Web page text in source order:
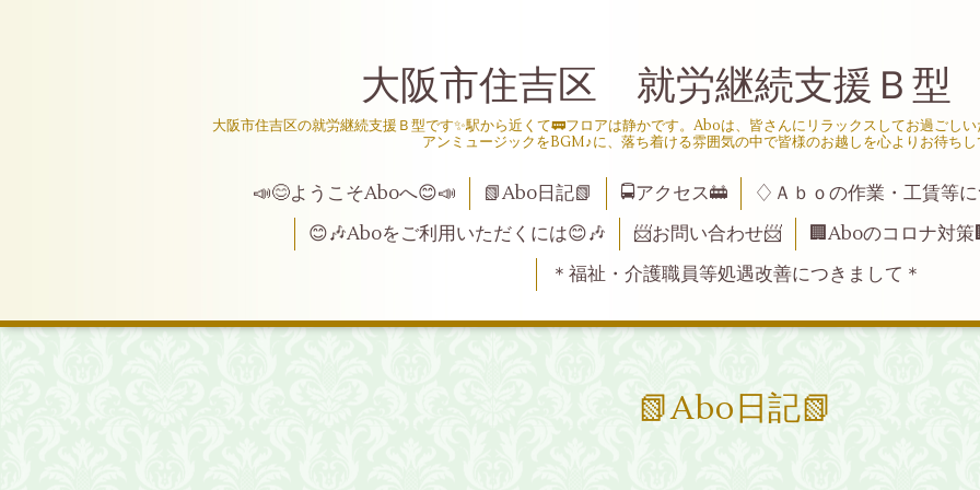
大阪市住吉区 就労継続支援Ｂ
大阪市住吉区の就労継続支援Ｂ型です✨駅から近くて🚃フロアは静かです。Aboは、皆さんにリラックスしてお過ごし
アンミュージックをBGM♪に、落ち着ける雰囲気の中で皆様のお越しを心よりお待ち
📣😊ようこそAboへ😊📣 📗Abo日記📗 🚍アクセス🚋
♢Ａｂｏの作業・工賃等
😊🎶Aboをご利用いただくには😊🎶
📨お問い合わせ📨
🏢Aboのコロナ対策
＊福祉・介護職員等処遇改善につきまして＊
📗Abo日記📗